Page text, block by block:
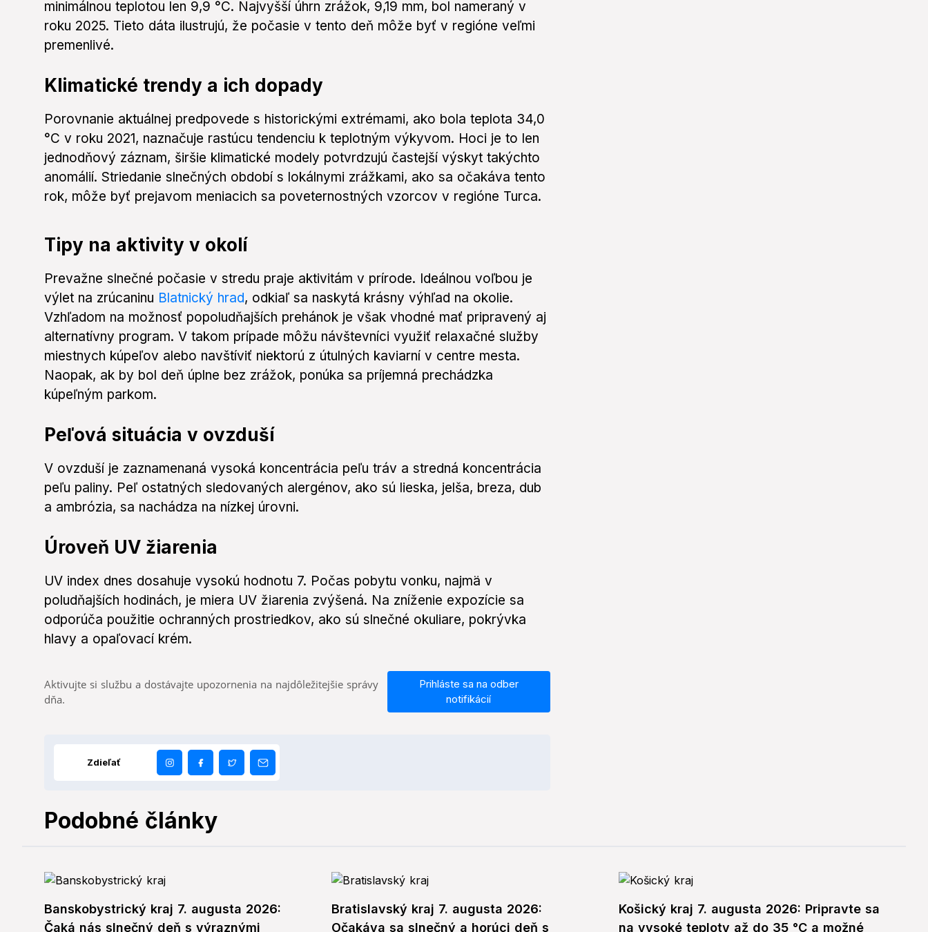
minimálnou teplotou len 9,9 °C. Najvyšší úhrn zrážok, 9,19 mm, bol nameraný v
roku 2025. Tieto dáta ilustrujú, že počasie v tento deň môže byť v regióne veľmi
premenlivé.
Klimatické trendy a ich dopady
Porovnanie aktuálnej predpovede s historickými extrémami, ako bola teplota 34,0
°C v roku 2021, naznačuje rastúcu tendenciu k teplotným výkyvom. Hoci je to len
jednodňový záznam, širšie klimatické modely potvrdzujú častejší výskyt takýchto
anomálií. Striedanie slnečných období s lokálnymi zrážkami, ako sa očakáva tento
rok, môže byť prejavom meniacich sa poveternostných vzorcov v regióne Turca.
Tipy na aktivity v okolí
Prevažne slnečné počasie v stredu praje aktivitám v prírode. Ideálnou voľbou je
výlet na zrúcaninu Blatnický hrad, odkiaľ sa naskytá krásny výhľad na okolie.
Vzhľadom na možnosť popoludňajších prehánok je však vhodné mať pripravený aj
alternatívny program. V takom prípade môžu návštevníci využiť relaxačné služby
miestnych kúpeľov alebo navštíviť niektorú z útulných kaviarní v centre mesta.
Naopak, ak by bol deň úplne bez zrážok, ponúka sa príjemná prechádzka
kúpeľným parkom.
Peľová situácia v ovzduší
V ovzduší je zaznamenaná vysoká koncentrácia peľu tráv a stredná koncentrácia
peľu paliny. Peľ ostatných sledovaných alergénov, ako sú lieska, jelša, breza, dub
a ambrózia, sa nachádza na nízkej úrovni.
Úroveň UV žiarenia
UV index dnes dosahuje vysokú hodnotu 7. Počas pobytu vonku, najmä v
poludňajších hodinách, je miera UV žiarenia zvýšená. Na zníženie expozície sa
odporúča použitie ochranných prostriedkov, ako sú slnečné okuliare, pokrývka
hlavy a opaľovací krém.
Aktivujte si službu a dostávajte upozornenia na najdôležitejšie správy
dňa.
Prihláste sa na odber
notifikácií
Zdieľať
Podobné články
Banskobystrický kraj 7. augusta 2026:
Čaká nás slnečný deň s výraznými
Bratislavský kraj 7. augusta 2026:
Očakáva sa slnečný a horúci deň s
Košický kraj 7. augusta 2026: Pripravte sa
na vysoké teploty až do 35 °C a možné